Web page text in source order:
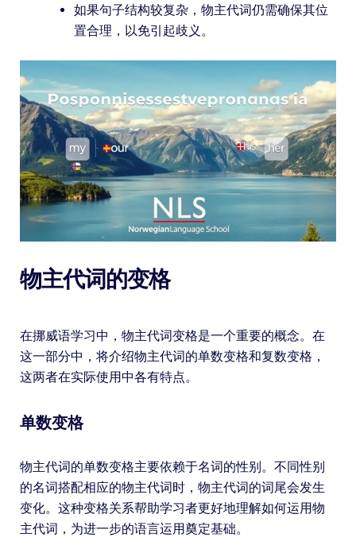
如果句子结构较复杂，物主代词仍需确保其位
置合理，以免引起歧义。
物主代词的变格
在挪威语学习中，物主代词变格是一个重要的概念。在
这一部分中，将介绍物主代词的单数变格和复数变格，
这两者在实际使用中各有特点。
单数变格
物主代词的单数变格主要依赖于名词的性别。不同性别
的名词搭配相应的物主代词时，物主代词的词尾会发生
变化。这种变格关系帮助学习者更好地理解如何运用物
主代词，为进一步的语言运用奠定基础。